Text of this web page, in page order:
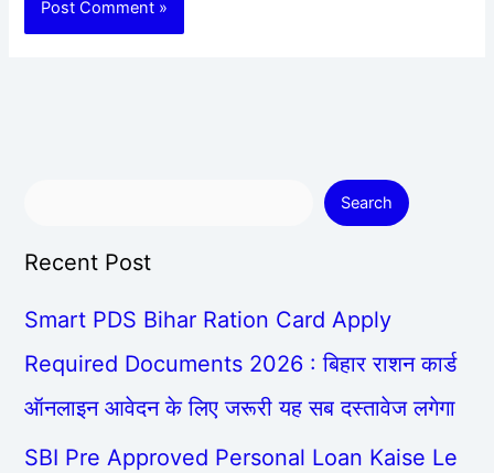
Search
Recent Post
Smart PDS Bihar Ration Card Apply
Required Documents 2026 : बिहार राशन कार्ड
ऑनलाइन आवेदन के लिए जरूरी यह सब दस्तावेज लगेगा
SBI Pre Approved Personal Loan Kaise Le